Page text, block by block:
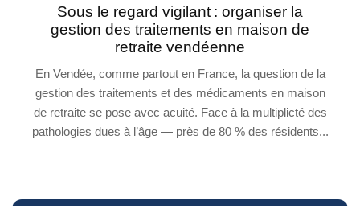
Sous le regard vigilant : organiser la
gestion des traitements en maison de
retraite vendéenne
En Vendée, comme partout en France, la question de la
gestion des traitements et des médicaments en maison
de retraite se pose avec acuité. Face à la multiplicté des
pathologies dues à l’âge — près de 80 % des résidents...